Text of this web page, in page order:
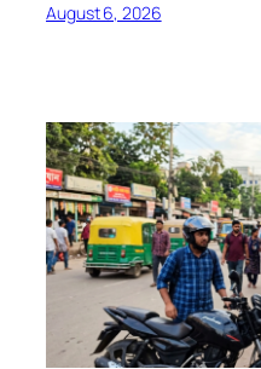
August 6, 2026